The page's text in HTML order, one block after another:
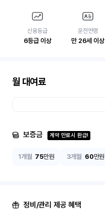
신용등급
6등급 이상
운전연령
만 26세 이상
월 대여료
보증금 계약 만료시 환급!
1개월 75만원 3개월 60만원
정비/관리 제공 혜택